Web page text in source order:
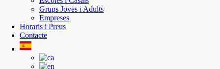
Grups Joves i Adults
Empreses
Horaris i Preus
Contacte